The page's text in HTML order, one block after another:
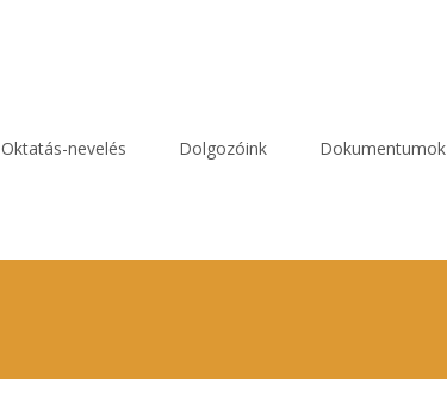
Oktatás-nevelés Dolgozóink Dokumentumok